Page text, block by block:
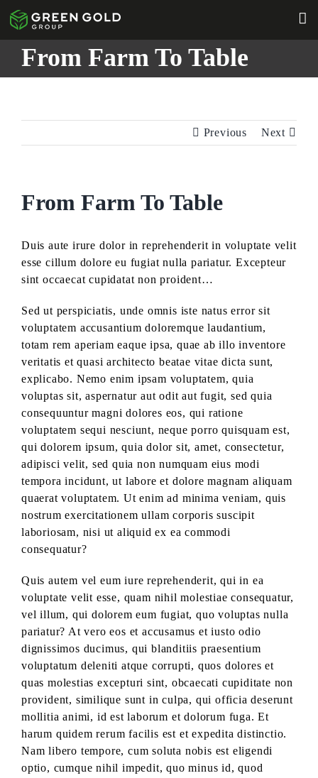
Skip
content
From Farm To Table
Previous Next
From Farm To Table
Duis aute irure dolor in reprehenderit in voluptate velit
esse cillum dolore eu fugiat nulla pariatur. Excepteur
sint occaecat cupidatat non proident…
Sed ut perspiciatis, unde omnis iste natus error sit
voluptatem accusantium doloremque laudantium,
totam rem aperiam eaque ipsa, quae ab illo inventore
veritatis et quasi architecto beatae vitae dicta sunt,
explicabo. Nemo enim ipsam voluptatem, quia
voluptas sit, aspernatur aut odit aut fugit, sed quia
consequuntur magni dolores eos, qui ratione
voluptatem sequi nesciunt, neque porro quisquam est,
qui dolorem ipsum, quia dolor sit, amet, consectetur,
adipisci velit, sed quia non numquam eius modi
tempora incidunt, ut labore et dolore magnam aliquam
quaerat voluptatem. Ut enim ad minima veniam, quis
nostrum exercitationem ullam corporis suscipit
laboriosam, nisi ut aliquid ex ea commodi
consequatur?
Quis autem vel eum iure reprehenderit, qui in ea
voluptate velit esse, quam nihil molestiae consequatur,
vel illum, qui dolorem eum fugiat, quo voluptas nulla
pariatur? At vero eos et accusamus et iusto odio
dignissimos ducimus, qui blanditiis praesentium
voluptatum deleniti atque corrupti, quos dolores et
quas molestias excepturi sint, obcaecati cupiditate non
provident, similique sunt in culpa, qui officia deserunt
mollitia animi, id est laborum et dolorum fuga. Et
harum quidem rerum facilis est et expedita distinctio.
Nam libero tempore, cum soluta nobis est eligendi
optio, cumque nihil impedit, quo minus id, quod